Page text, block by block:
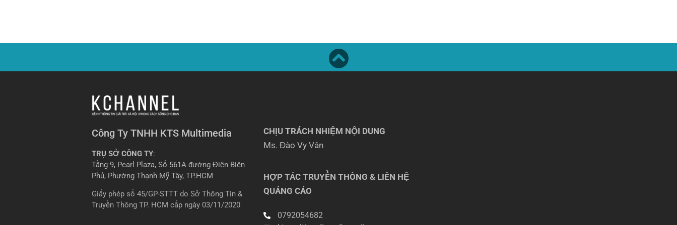
Công Ty TNHH KTS Multimedia
TRỤ SỞ CÔNG TY:
Tầng 9, Pearl Plaza, Số 561A đường Điện Biên
Phủ, Phường Thạnh Mỹ Tây, TP.HCM
Giấy phép số 45/GP-STTT do Sở Thông Tin &
Truyền Thông TP. HCM cấp ngày 03/11/2020
CHỊU TRÁCH NHIỆM NỘI DUNG
Ms. Đào Vy Vân
HỢP TÁC TRUYỀN THÔNG & LIÊN HỆ
QUẢNG CÁO
0792054682